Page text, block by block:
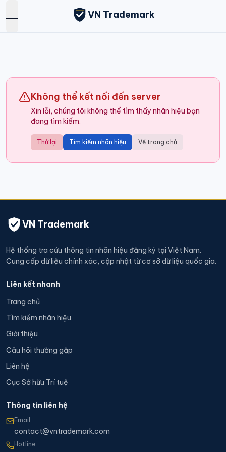
open navigation menu
VN Trademark
Không thể kết nối đến server
Xin lỗi, chúng tôi không thể tìm thấy nhãn hiệu bạn
đang tìm kiếm.
Thử lại Tìm kiếm nhãn hiệu Về trang chủ
VN Trademark
Hệ thống tra cứu thông tin nhãn hiệu đăng ký tại Việt Nam.
Cung cấp dữ liệu chính xác, cập nhật từ cơ sở dữ liệu quốc gia.
Liên kết nhanh
Trang chủ
Tìm kiếm nhãn hiệu
Giới thiệu
Câu hỏi thường gặp
Liên hệ
Cục Sở hữu Trí tuệ
Thông tin liên hệ
Email
contact@vntrademark.com
Hotline